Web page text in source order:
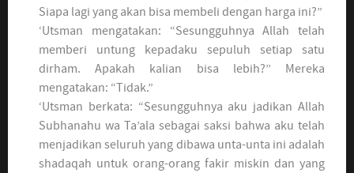
Siapa lagi yang akan bisa membeli dengan harga ini?”
‘Utsman mengatakan: “Sesungguhnya Allah telah
memberi untung kepadaku sepuluh setiap satu
dirham. Apakah kalian bisa lebih?” Mereka
mengatakan: “Tidak.”
‘Utsman berkata: “Sesungguhnya aku jadikan Allah
Subhanahu wa Ta’ala sebagai saksi bahwa aku telah
menjadikan seluruh yang dibawa unta-unta ini adalah
shadaqah untuk orang-orang fakir miskin dan yang